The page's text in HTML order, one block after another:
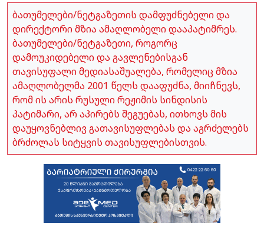
ბათუმელები/ნეტგაზეთის დამფუძნებელი და
დირექტორი მზია ამაღლობელი დააპატიმრეს.
ბათუმელები/ნეტგაზეთი, როგორც
დამოუკიდებელი და გავლენებისგან
თავისუფალი მედიასაშუალება, რომელიც მზია
ამაღლობელმა 2001 წელს დააფუძნა, მიიჩნევს,
რომ ის არის რუსული რეჟიმის სინდისის
პატიმარი, არ აპირებს შეგუებას, ითხოვს მის
დაუყოვნებლივ გათავისუფლებას და აგრძელებს
ბრძოლას სიტყვის თავისუფლებისთვის.